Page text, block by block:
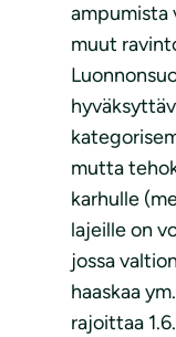
ampumista
muut
mutta
karhulle
lajeille on
jossa
haaskaa
rajoittaa